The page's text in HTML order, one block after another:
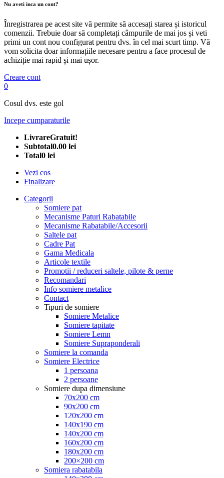
Nu aveti inca un cont?
Înregistrarea pe acest site vă permite să accesați starea și istoricul
comenzii. Trebuie doar să completați câmpurile de mai jos și veti
primi un cont nou configurat pentru dvs. în cel mai scurt timp. Vă
vom solicita doar informațiile necesare pentru a face procesul de
achiziție mai rapid și mai ușor.
Creare cont
0
Cosul dvs. este gol
Incepe cumparaturile
LivrareGratuit!
Subtotal0.00 lei
Total0 lei
Vezi cos
Finalizare
Categorii
Somiere pat
Mecanisme Paturi Rabatabile
Mecanisme Rabatabile/Accesorii
Saltele pat
Cadre Pat
Gama Medicala
Articole textile
Promotii / reduceri saltele, pilote & perne
Recomandari
Info somiere metalice
Contact
Tipuri de somiere
Somiere Metalice
Somiere tapitate
Somiere Lemn
Somiere Supraponderali
Somiere la comanda
Somiere Electrice
1 persoana
2 persoane
Somiere dupa dimensiune
70x200 cm
90x200 cm
120x200 cm
140x190 cm
140x200 cm
160x200 cm
180x200 cm
200×200 cm
Somiera rabatabila